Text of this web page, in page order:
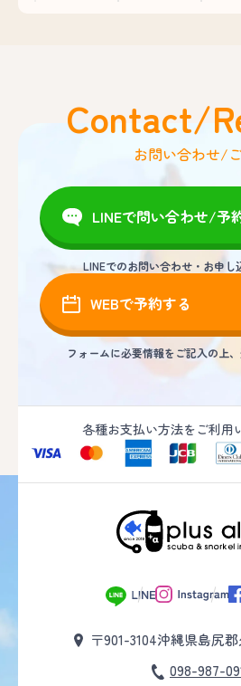
Contact/
お問い合わせ/
LINEで問い合わせ/予
LINEでのお問い合わせ・お申し
WEBで予約する
フォームに必要情報をご記入の上
各種お支払い方法をご利用
〒901-3104沖縄県島尻
098-987-